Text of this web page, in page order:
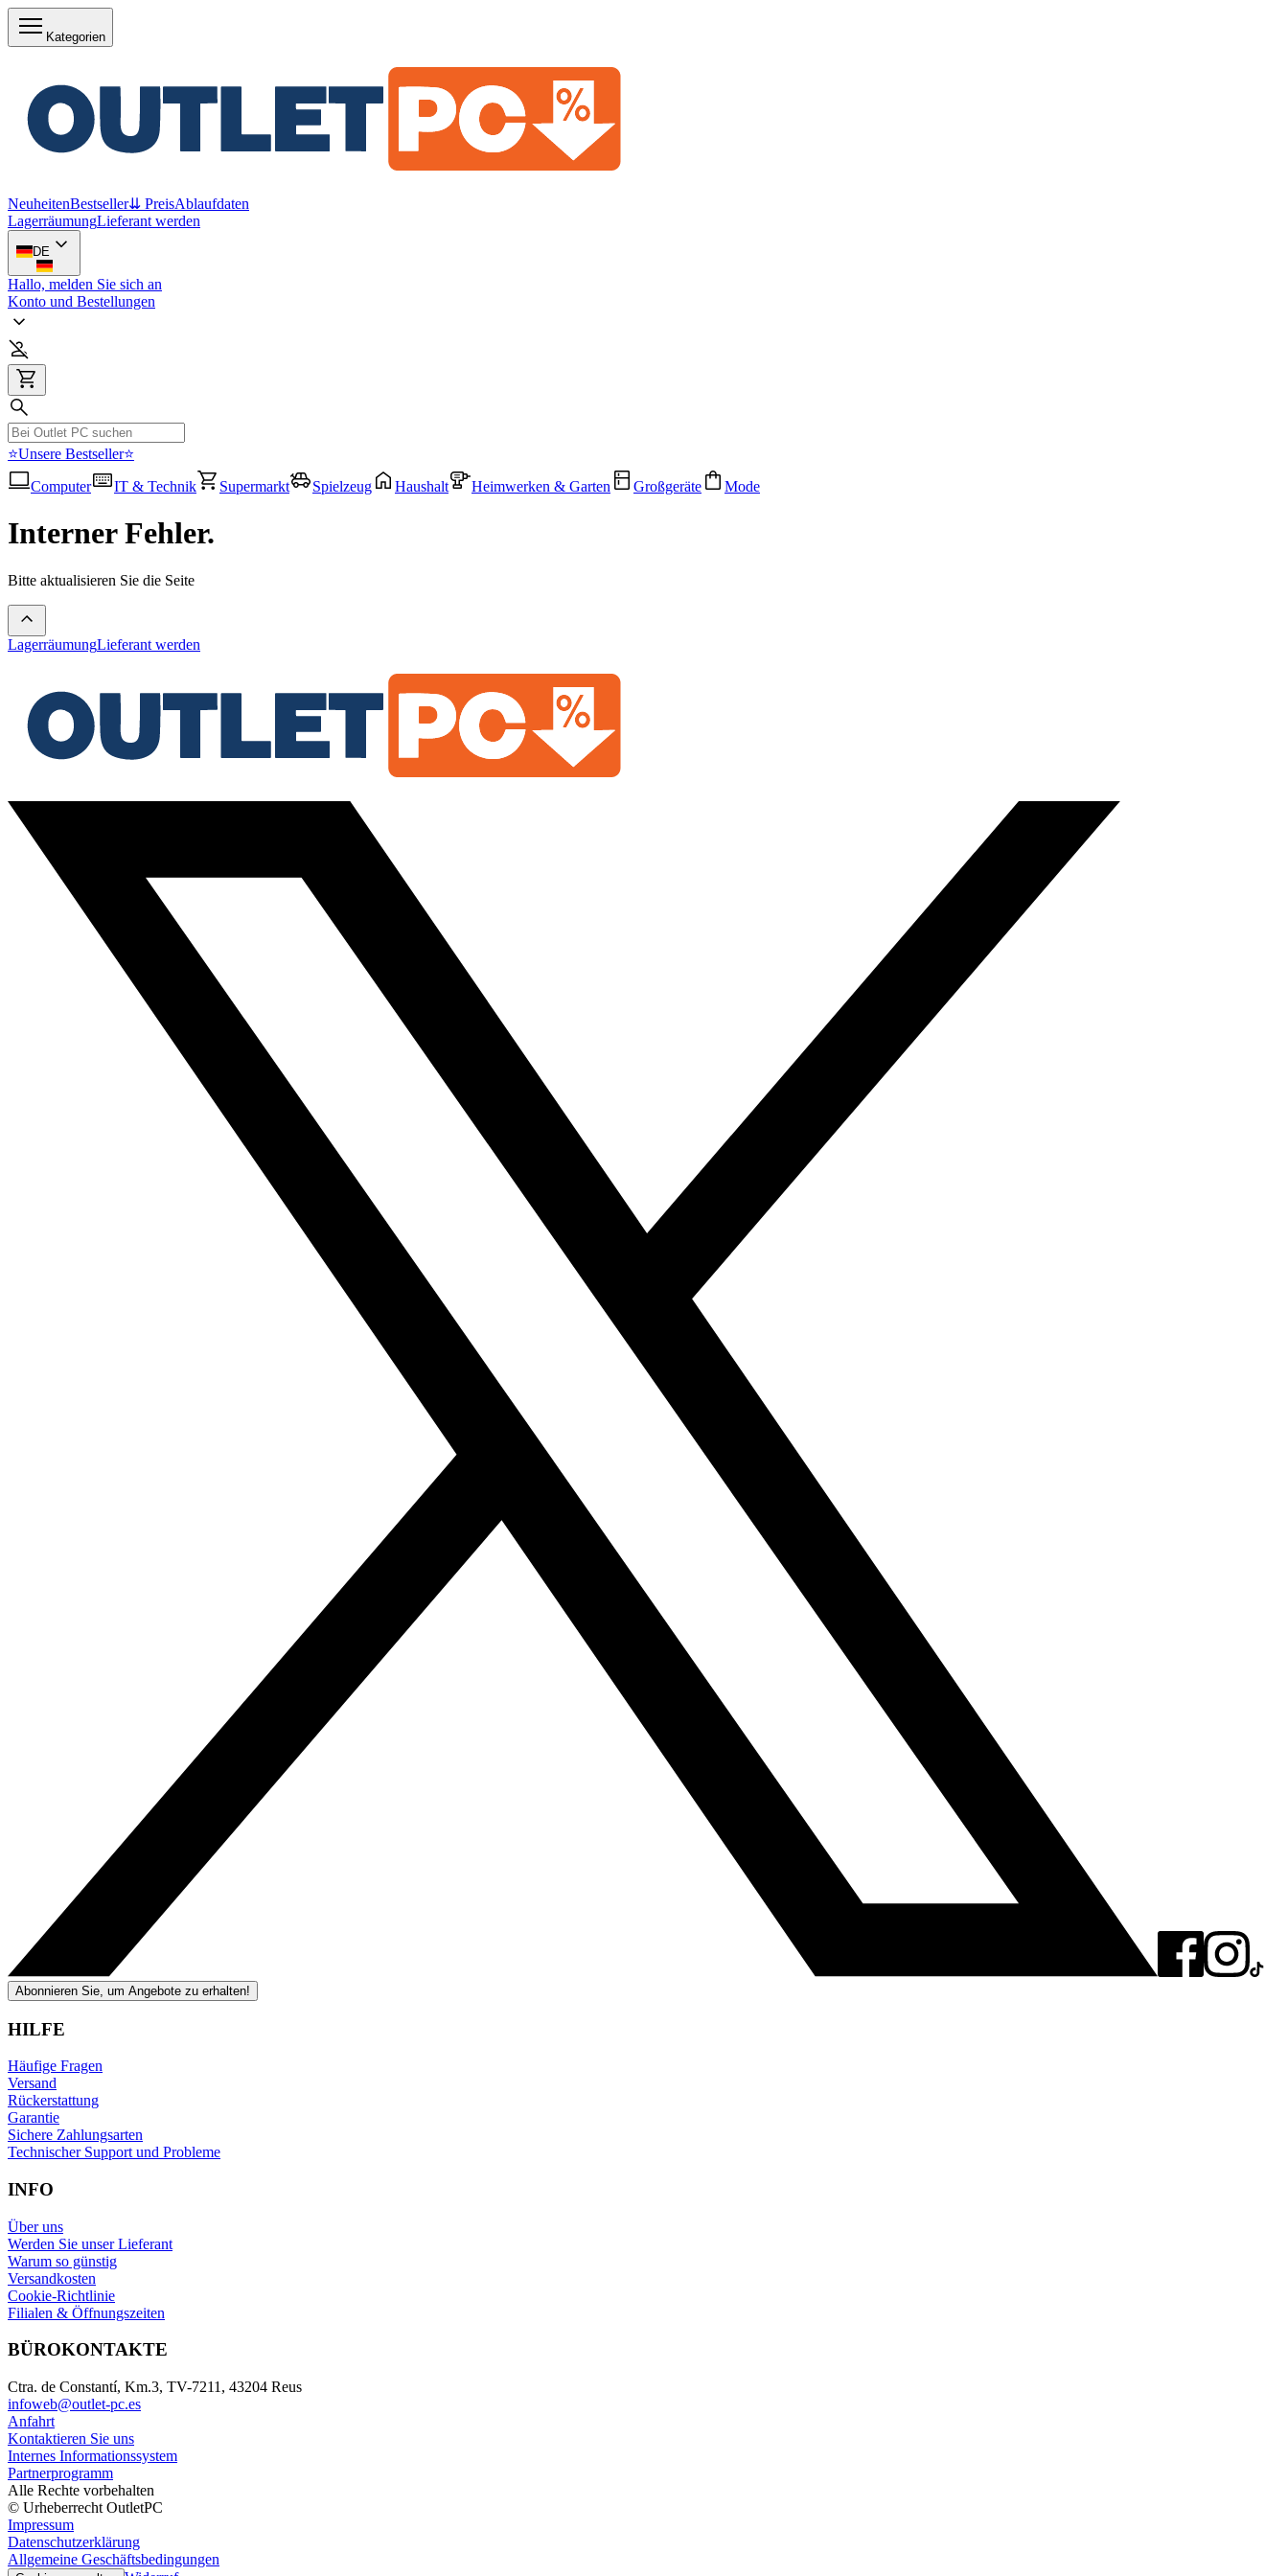
Kategorien
NeuheitenBestseller⇊ PreisAblaufdaten
LagerräumungLieferant werden
DE
Hallo, melden Sie sich an
Konto und Bestellungen
⭐Unsere Bestseller⭐
Computer
IT & Technik Supermarkt Spielzeug Haushalt Heimwerken & Garten Großgeräte Mode
Interner Fehler.
Bitte aktualisieren Sie die Seite
LagerräumungLieferant werden
Abonnieren Sie, um Angebote zu erhalten!
HILFE
Häufige Fragen
Versand
Rückerstattung
Garantie
Sichere Zahlungsarten
Technischer Support und Probleme
INFO
Über uns
Werden Sie unser Lieferant
Warum so günstig
Versandkosten
Cookie-Richtlinie
Filialen & Öffnungszeiten
BÜROKONTAKTE
Ctra. de Constantí, Km.3, TV-7211, 43204 Reus
infoweb@outlet-pc.es
Anfahrt
Kontaktieren Sie uns
Internes Informationssystem
Partnerprogramm
Alle Rechte vorbehalten
© Urheberrecht OutletPC
Impressum
Datenschutzerklärung
Allgemeine Geschäftsbedingungen